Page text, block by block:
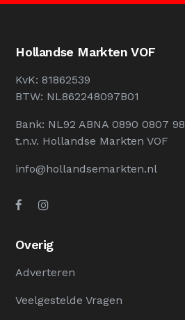
Hollandse Markten VOF
KvK: 81862539
BTW: NL862248097B01
Bank: NL92 ABNA 0890 0807 98
t.n.v. Hollandse Markten VOF
info@hollandsemarkten.nl
Overig
Adverteren
Veelgestelde Vragen